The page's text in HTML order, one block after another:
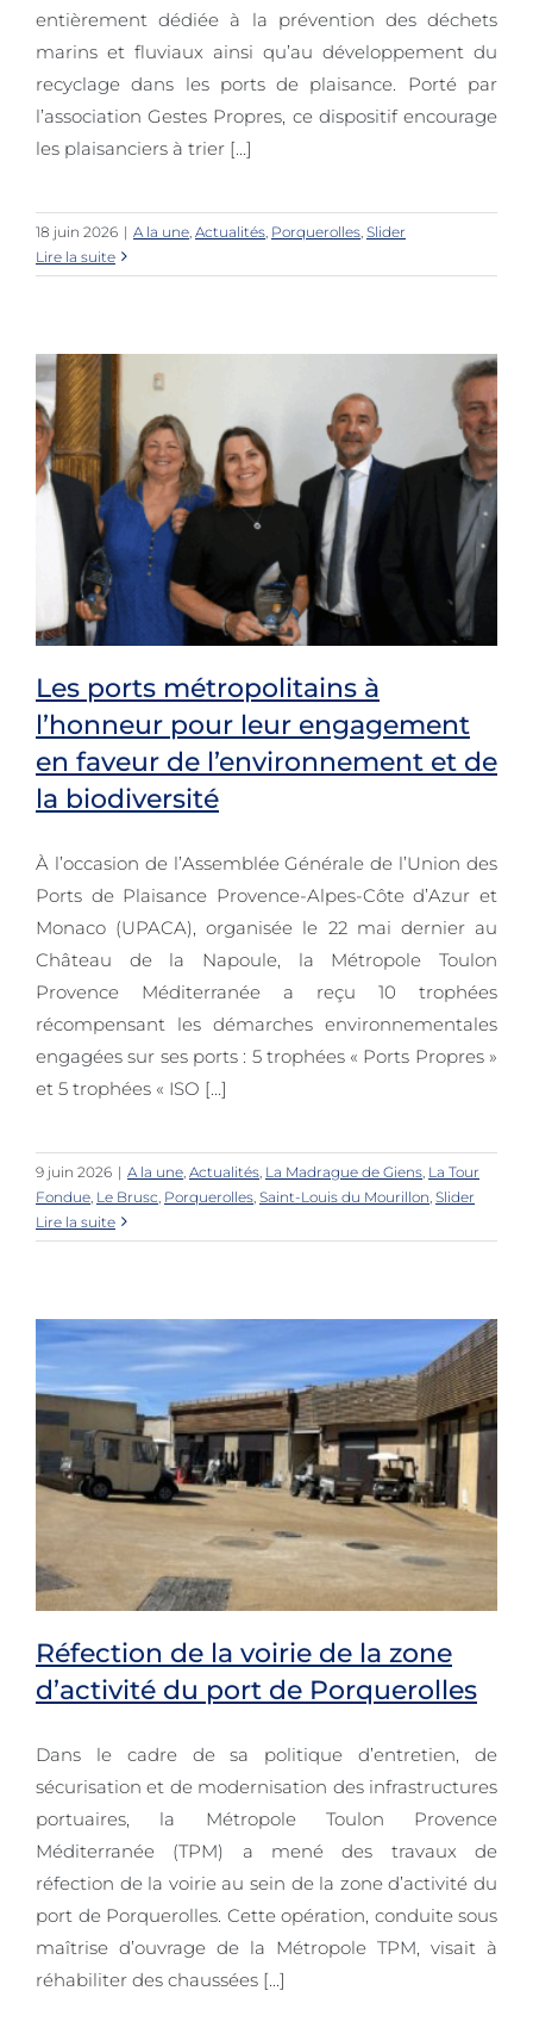
entièrement dédiée à la prévention des déchets
marins et fluviaux ainsi qu’au développement du
recyclage dans les ports de plaisance. Porté par
l’association Gestes Propres, ce dispositif encourage
les plaisanciers à trier [...]
18 juin 2026 | A la une Actualités Porquerolles Slider
Lire la suite
Les ports métropolitains à l’honneur
pour leur engagement en faveur de
biodiversité
Les ports métropolitains à
l’honneur pour leur engagement
en faveur de l’environnement et de
la biodiversité
À l’occasion de l’Assemblée Générale de l’Union des
Ports de Plaisance Provence-Alpes-Côte d’Azur et
Monaco (UPACA), organisée le 22 mai dernier au
Château de la Napoule, la Métropole Toulon
Provence Méditerranée a reçu 10 trophées
récompensant les démarches environnementales
engagées sur ses ports : 5 trophées « Ports Propres »
et 5 trophées « ISO [...]
9 juin 2026 | A la une Actualités La Madrague de Giens La Tour
Fondue Le Brusc Porquerolles Saint-Louis du Mourillon Slider
Lire la suite
Réfection de la voirie de la zone
d’activité du port de Porquerolles
Réfection de la voirie de la zone
d’activité du port de Porquerolles
Dans le cadre de sa politique d’entretien, de
sécurisation et de modernisation des infrastructures
portuaires, la Métropole Toulon Provence
Méditerranée (TPM) a mené des travaux de
réfection de la voirie au sein de la zone d’activité du
port de Porquerolles. Cette opération, conduite sous
maîtrise d’ouvrage de la Métropole TPM, visait à
réhabiliter des chaussées [...]